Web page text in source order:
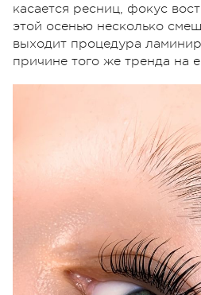
касается ресниц, фокус
этой осенью несколько
выходит процедура
причине того же тренда на